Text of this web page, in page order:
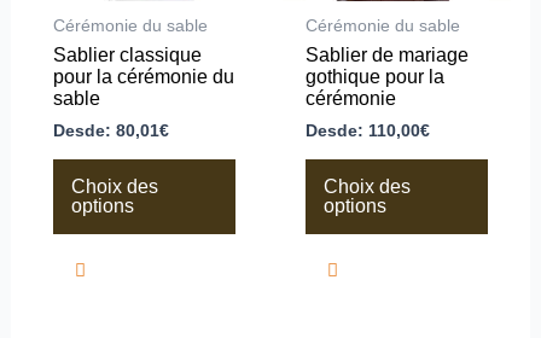
Cérémonie du sable
Sablier classique
pour la cérémonie du
sable
Desde: 80,01€
Choix des
options
la
du
produit
Cérémonie du sable
Sablier de mariage
gothique pour la
cérémonie
Desde: 110,00€
Choix des
options
la
du
produit